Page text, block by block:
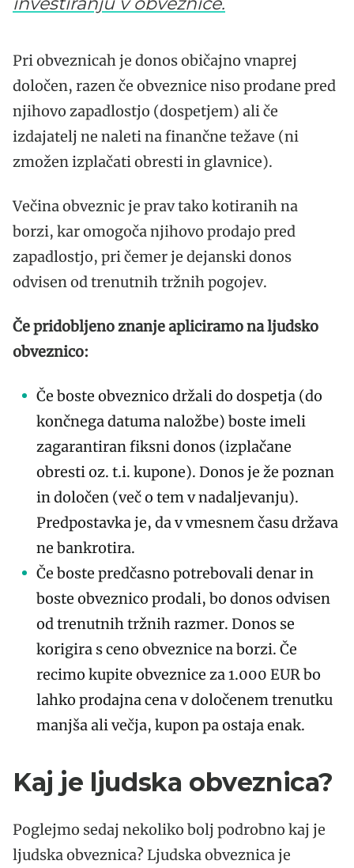
Pri obveznicah je donos običajno vnaprej
določen, razen če obveznice niso prodane pred
njihovo zapadlostjo (dospetjem) ali če
izdajatelj ne naleti na finančne težave (ni
zmožen izplačati obresti in glavnice).
Večina obveznic je prav tako kotiranih na
borzi, kar omogoča njihovo prodajo pred
zapadlostjo, pri čemer je dejanski donos
odvisen od trenutnih tržnih pogojev.
Če pridobljeno znanje apliciramo na ljudsko
obveznico:
Če boste obveznico držali do dospetja (do
končnega datuma naložbe) boste imeli
zagarantiran fiksni donos (izplačane
obresti oz. t.i. kupone). Donos je že poznan
in določen (več o tem v nadaljevanju).
Predpostavka je, da v vmesnem času država
ne bankrotira.
Če boste predčasno potrebovali denar in
boste obveznico prodali, bo donos odvisen
od trenutnih tržnih razmer. Donos se
korigira s ceno obveznice na borzi. Če
recimo kupite obveznice za 1.000 EUR bo
lahko prodajna cena v določenem trenutku
manjša ali večja, kupon pa ostaja enak.
Kaj je ljudska obveznica?
Poglejmo sedaj nekoliko bolj podrobno kaj je
ljudska obveznica? Ljudska obveznica je